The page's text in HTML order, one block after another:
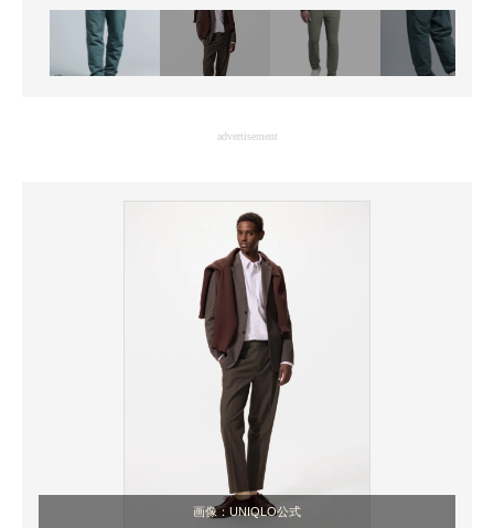
マーケ×ITの今がよく分かる
ITエンジニア向け専門サイト
製造業のIT導入・活用を支援
エレクトロニクス専門サイト
建設×テクノロジーの最前線
ちょっと気になるネットの話題
advertisement
画像：UNIQLO公式